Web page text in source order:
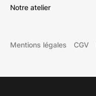
Notre atelier
Mentions légales CGV